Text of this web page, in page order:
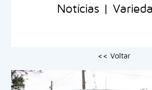
Notícias |
<< Voltar